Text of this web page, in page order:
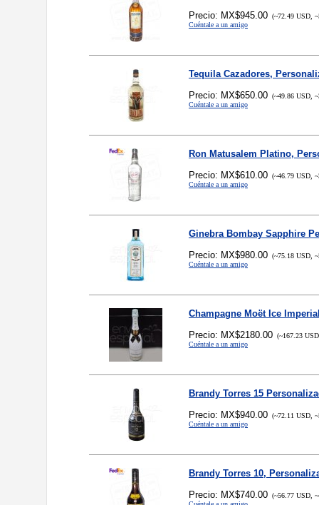
Precio: MX$945.00 (~72.49 USD,
Cuéntale a un amigo
Tequila Cazadores,
Precio: MX$650.00 (~49.86 USD,
Cuéntale a un amigo
Ron Matusalem Platino,
Precio: MX$610.00 (~46.79 USD,
Cuéntale a un amigo
Ginebra Bombay Sapphire
Precio: MX$980.00 (~75.18 USD,
Cuéntale a un amigo
Champagne Moët Ice
Precio: MX$2180.00 (~167.23
Cuéntale a un amigo
Brandy Torres 15
Precio: MX$940.00 (~72.11 USD,
Cuéntale a un amigo
Brandy Torres 10,
Precio: MX$740.00 (~56.77 USD,